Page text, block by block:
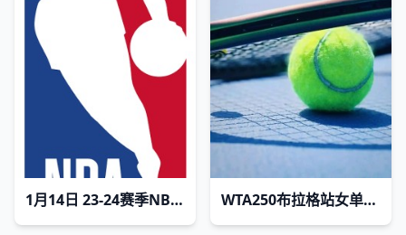
1月14日 23-24赛季NBA常规赛 魔术VS雷霆 WTA250布拉格站女单半决赛：塔格尔VS克雷吉茨科娃